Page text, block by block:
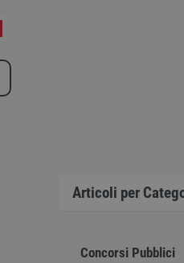
Articoli per
Concorsi Pubblici